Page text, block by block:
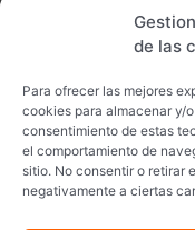
de las
Para ofrecer las mejores
cookies para almacenar y/
consentimiento de estas
el comportamiento de
sitio. No consentir o retirar
negativamente a ciertas